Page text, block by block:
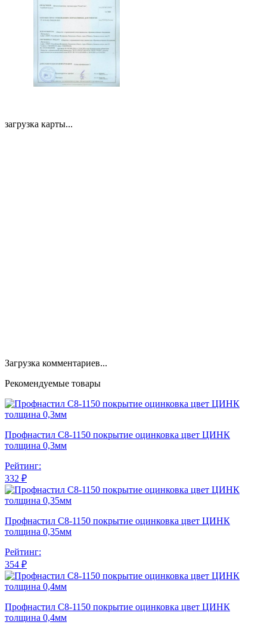
загрузка карты...
Загрузка комментариев...
Рекомендуемые товары
Профнастил С8-1150 покрытие оцинковка цвет ЦИНК
толщина 0,3мм
Рейтинг:
332 ₽
Профнастил С8-1150 покрытие оцинковка цвет ЦИНК
толщина 0,35мм
Рейтинг:
354 ₽
Профнастил С8-1150 покрытие оцинковка цвет ЦИНК
толщина 0,4мм